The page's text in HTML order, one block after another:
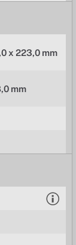
x 223,0 mm
mm